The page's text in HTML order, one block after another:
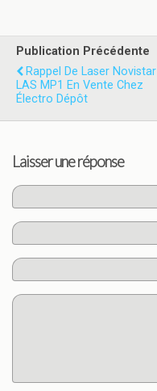
Publication Précédente
Rappel De Laser Novistar
LAS MP1 En Vente Chez
Électro Dépôt
Laisser une réponse